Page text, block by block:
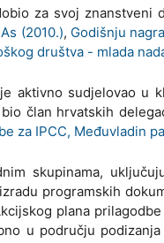
za svoj znanstveni
(2010.), Godišnju
društva - mlada
aktivno sudjelovao u
član hrvatskih
za IPCC, Međuvladin
skupinama,
programskih
plana
u području